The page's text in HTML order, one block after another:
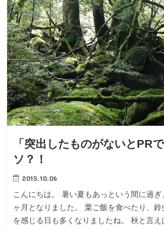
「突出したものがないとPR
ソ？！
2015.10.06
こんにちは。 暑い夏もあっという間に過
ヶ月となりました。 栗ご飯を食べたり、
を感じる日も多くなりましたね。 秋と言